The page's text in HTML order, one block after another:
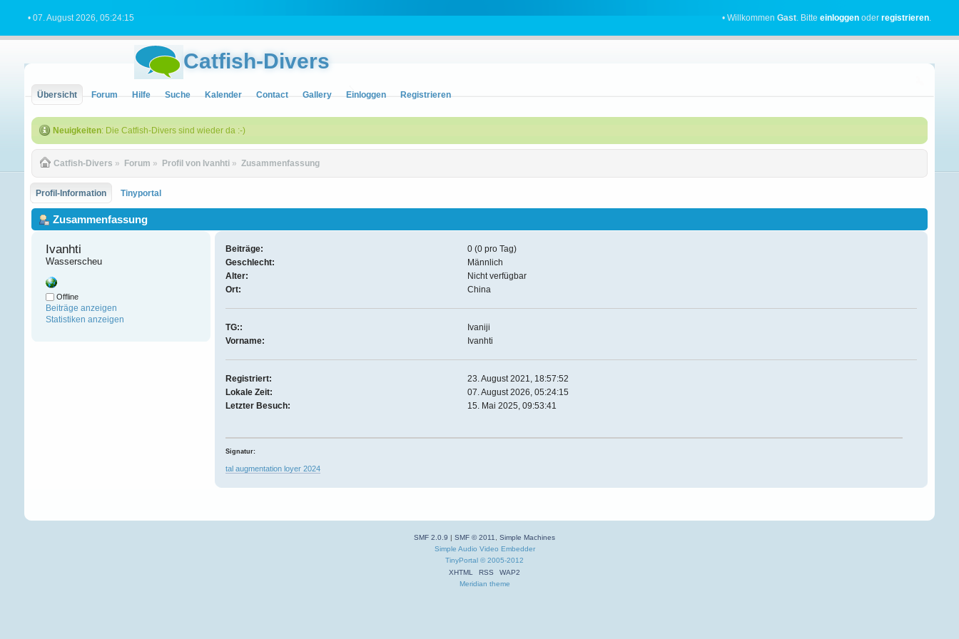
• 07. August 2026, 05:24:15 • WillkommenGast. Bitteeinloggen oderregistrieren.
Catfish-Divers
Übersicht Forum Hilfe Suche Kalender Contact Gallery Einloggen Registrieren
Neuigkeiten: Die Catfish-Divers sind wieder da :-)
Catfish-Divers » Forum » Profil von Ivanhti » Zusammenfassung
Profil-Information Tinyportal
Zusammenfassung
Ivanhti
Wasserscheu
Offline
Beiträge anzeigen
Statistiken anzeigen
Beiträge:
0 (0 pro Tag)
Geschlecht:
Männlich
Alter:
Nicht verfügbar
Ort:
China
TG::
Ivaniji
Vorname:
Ivanhti
Registriert:
23. August 2021, 18:57:52
Lokale Zeit:
07. August 2026, 05:24:15
Letzter Besuch:
15. Mai 2025, 09:53:41
Signatur:
tal augmentation loyer 2024
SMF 2.0.9 |SMF © 2011,Simple Machines
Simple Audio Video Embedder
TinyPortal © 2005-2012
XHTML
RSS
WAP2
Meridian theme